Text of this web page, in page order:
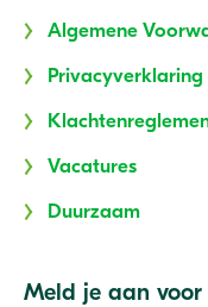
Algemene
Privacyverklaring
Vacatures
Duurzaam
Meld je aan